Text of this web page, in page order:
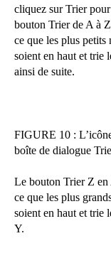
cliquez sur Trier
bouton Trier de A à
ce que les plus petits
soient en haut et trie
ainsi de suite.
FIGURE 10 :
boîte de dialogue
Le bouton Trier Z en
ce que les plus
soient en haut et trie
Y.